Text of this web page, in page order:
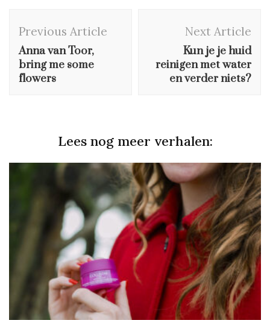
Navigation
Previous Article
Anna van Toor,
bring me some
flowers
Next Article
Kun je je huid
reinigen met water
en verder niets?
Lees nog meer verhalen: